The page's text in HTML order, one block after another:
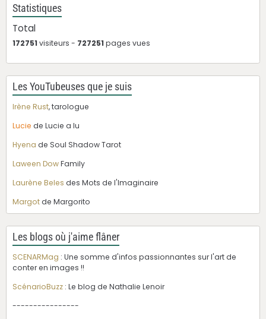
Statistiques
Total
172751visiteurs - 727251pages vues
Les YouTubeuses que je suis
Irène Rust, tarologue
Lucie de Lucie a lu
Hyena de Soul Shadow Tarot
Laween DowFamily
Laurène Beles des Mots de l'Imaginaire
Margotde Margorito
Les blogs où j'aime flâner
SCENARMag : Une somme d'infos passionnantes sur l'art de
conter en images !!
ScénarioBuzz : Le blog de Nathalie Lenoir
----------------